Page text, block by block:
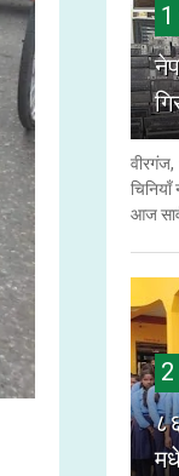
1
वीरगंज,
चिनियाँ
आज
2